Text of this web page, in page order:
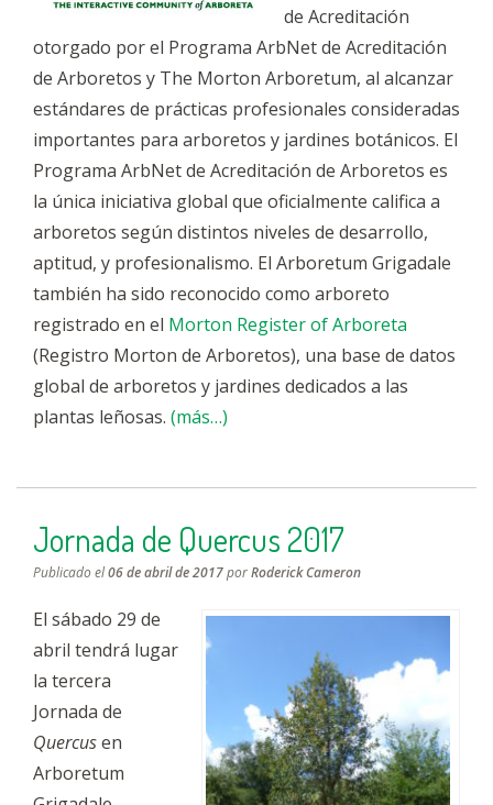
de Acreditación
otorgado por el Programa ArbNet de Acreditación
de Arboretos y The Morton Arboretum, al alcanzar
estándares de prácticas profesionales consideradas
importantes para arboretos y jardines botánicos. El
Programa ArbNet de Acreditación de Arboretos es
la única iniciativa global que oficialmente califica a
arboretos según distintos niveles de desarrollo,
aptitud, y profesionalismo. El Arboretum Grigadale
también ha sido reconocido como arboreto
registrado en el Morton Register of Arboreta
(Registro Morton de Arboretos), una base de datos
global de arboretos y jardines dedicados a las
plantas leñosas. (más…)
Jornada de Quercus 2017
Publicado el06 de abril de 2017porRoderick Cameron
El sábado 29 de
abril tendrá lugar
la tercera
Jornada de
Quercusen
Arboretum